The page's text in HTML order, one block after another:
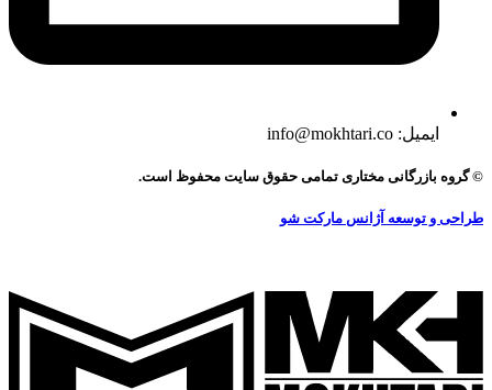
ایمیل: info@mokhtari.co
© گروه بازرگانی مختاری تمامی حقوق سایت محفوظ است.
طراحی و توسعه آژانس مارکت شو